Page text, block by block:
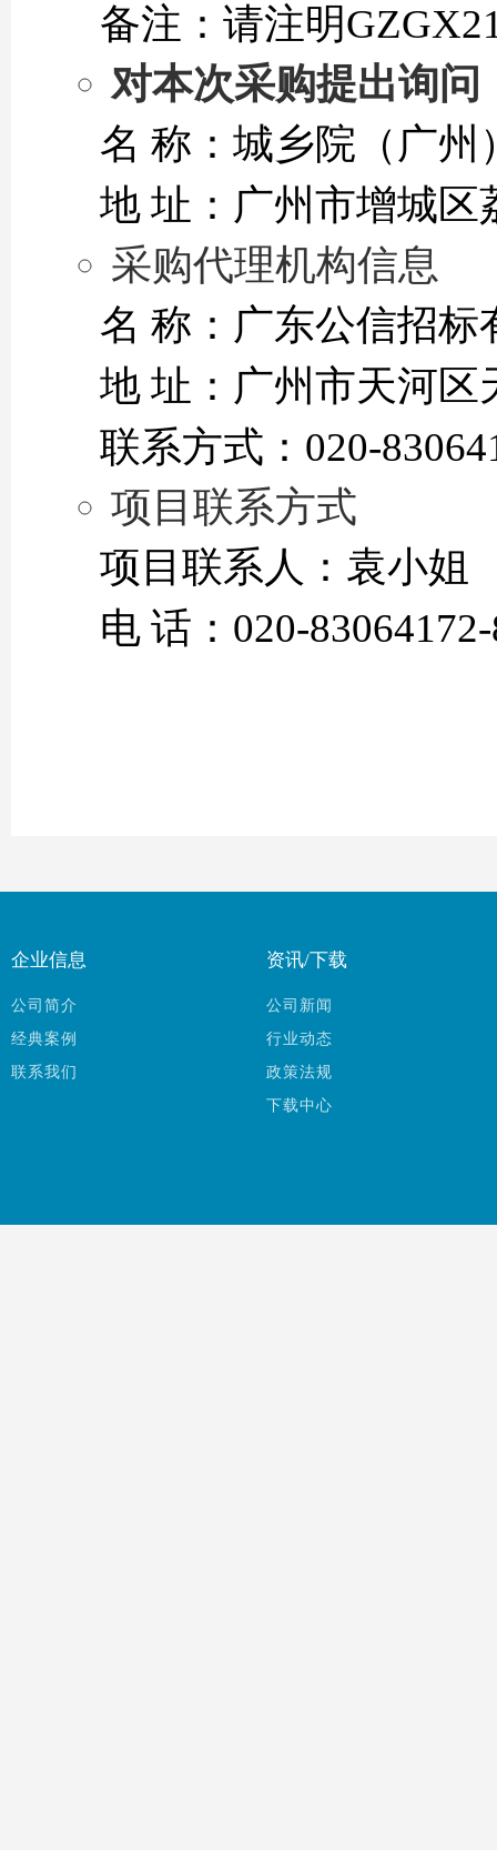
备注：请注明
对本次采购提出询问
名 称：城乡院（广州
地 址：广州市增城区
采购代理机构信息
名 称：广东公信招标
地 址：广州市天河区
联系方式：020-
项目联系方式
项目联系人：袁小姐
电 话：020-
企业信息
公司简介
经典案例
联系我们
资讯/下载
公司新闻
行业动态
政策法规
下载中心